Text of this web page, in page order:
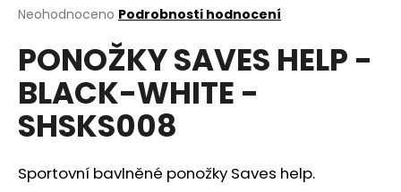
Průměrné
produktu
je
0,0
5
hvězdiček.
Neohodnoceno Podrobnosti hodnocení
PONOŽKY SAVES HELP -
BLACK-WHITE -
SHSKS008
Sportovní bavlněné ponožky Saves help.
a
j
í
t
?